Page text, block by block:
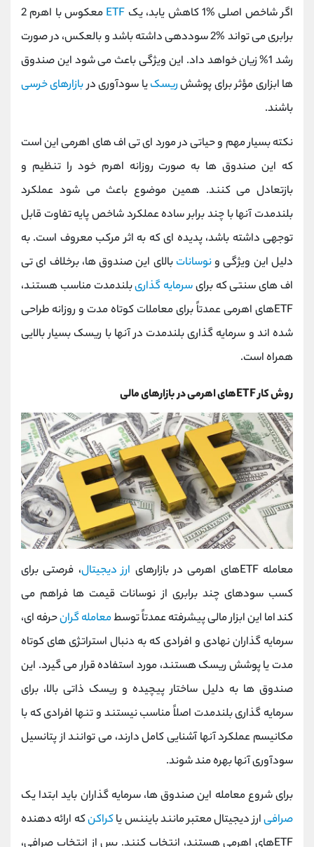
اگر شاخص اصلی %1 کاهش یابد، یک
ETF
معکوس با اهرم 2
برابری می‌ تواند %2 سوددهی داشته باشد و بالعکس، در صورت
رشد 1% زیان خواهد داد. این ویژگی باعث می ‌شود این صندوق
ها ابزاری مؤثر برای پوششریسکیا سودآوری دربازارهای خرسی
باشند.
نکته بسیار مهم و حیاتی در مورد ای ‌تی ‌اف ‌های اهرمی این است
که این صندوق ‌ها به ‌صورت روزانه اهرم خود را تنظیم و
بازتعادل می‌ کنند. همین موضوع باعث می‌ شود عملکرد
بلندمدت آنها با چند برابر ساده عملکرد شاخص پایه تفاوت قابل‌
توجهی داشته باشد، پدیده ‌ای که به اثر مرکب معروف است. به
دلیل این ویژگی ونوسانات بالای این صندوق‌ ها، برخلاف ای ‌تی
‌اف ‌های سنتی که برایسرمایه ‌گذاریبلندمدت مناسب هستند،
ETF‌های اهرمی عمدتاً برای معاملات کوتاه‌ مدت و روزانه طراحی
شده ‌اند و سرمایه ‌گذاری بلندمدت در آنها با ریسک بسیار بالایی
همراه است.
روش کار ETF‌های اهرمی در بازارهای مالی
معامله ETF‌های اهرمی در بازارهای ارز دیجیتال، فرصتی برای
کسب سودهای چند برابری از نوسانات قیمت ‌ها فراهم می‌
کند اما این ابزار مالی پیشرفته عمدتاً توسطمعامله‌ گرانحرفه ‌ای،
سرمایه ‌گذاران نهادی و افرادی که به دنبال استراتژی‌ های کوتاه‌
مدت یا پوشش ریسک هستند، مورد استفاده قرار می ‌گیرد. این
صندوق ‌ها به دلیل ساختار پیچیده و ریسک ذاتی بالا، برای
سرمایه‌ گذاری بلندمدت اصلاً مناسب نیستند و تنها افرادی که با
مکانیسم عملکرد آنها آشنایی کامل دارند، می ‌توانند از پتانسیل
سودآوری آنها بهره‌ مند شوند.
برای شروع معامله این صندوق‌ ها، سرمایه ‌گذاران باید ابتدا یک
صرافیارز دیجیتال معتبر مانند بایننس یاکراکنکه ارائه‌ دهنده